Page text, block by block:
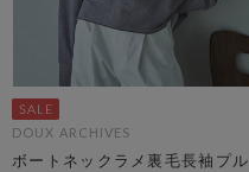
DOUX ARCHIVES
ボートネックラメ裏毛長袖プル